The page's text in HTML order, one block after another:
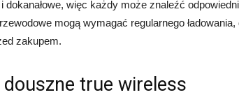
dokanałowe, więc każdy może znaleźć
mogą wymagać regularnego
zakupem.
douszne true wireless